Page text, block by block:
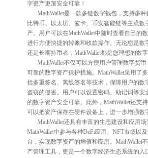
字资产更加安全可靠！
MathWallet是一款多链数字钱包，支持多
比特币、以太坊、波卡、币安智能链等主流数
产。用户可以在MathWallet中随时查看自己的
进行方便快捷的转账和收款操作。无论您是数
还是长期持币者，MathWallet都是您理想的数
MathWallet不仅可以方便用户管理数字货
可靠的数字资产保护措施。MathWallet采用了
括多重签名、离线签名等技术，保障用户的数
盗窃的侵害。用户可以设置密码、助记词等安
的数字资产安全可靠。此外，MathWallet还支
可以把资产保存在硬件设备上，进一步增强数
MathWallet还具有丰富的生态建设和应用
MathWallet中参与各种DeFi应用、NFT市场以
台，实现数字资产的增值和应用。MathWallet
产管理工具，更是一个数字经济生态系统的入